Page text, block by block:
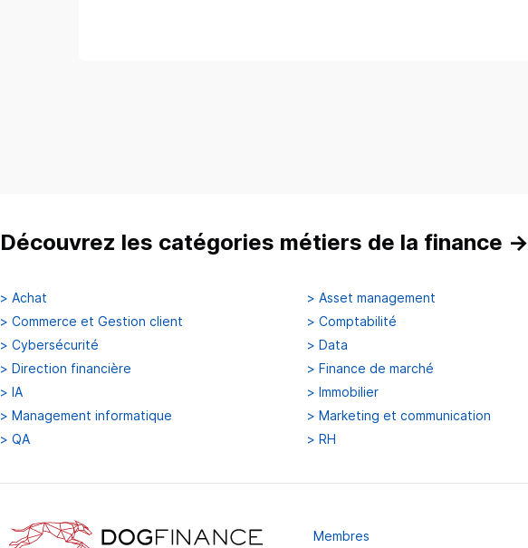
Découvrez les catégories métiers de la finance →
> Achat > Asset management
> Commerce et Gestion client > Comptabilité
> Cybersécurité > Data
> Direction financière > Finance de marché
> IA > Immobilier
> Management informatique > Marketing et communication
> QA > RH
Membres